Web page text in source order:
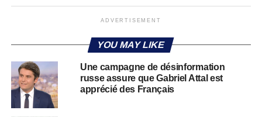
ADVERTISEMENT
YOU MAY LIKE
Une campagne de désinformation
russe assure que Gabriel Attal est
apprécié des Français